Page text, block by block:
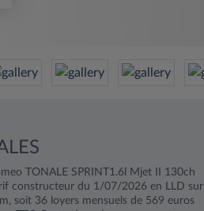
TONALE SPRINT1.6l Mjet II 130ch
constructeur du 1/07/2026 en LLD sur
soit 36 loyers mensuels de 569 euros